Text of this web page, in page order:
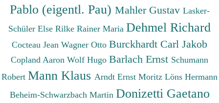
Pablo (eigentl. Pau) Mahler Gustav Lasker-
Schüler Else Rilke Rainer Maria Dehmel Richard
Cocteau Jean Wagner Otto Burckhardt Carl Jakob
Copland Aaron Wolf Hugo Barlach Ernst Schumann
Robert Mann Klaus Arndt Ernst Moritz Löns Hermann
Beheim-Schwarzbach Martin Donizetti Gaetano